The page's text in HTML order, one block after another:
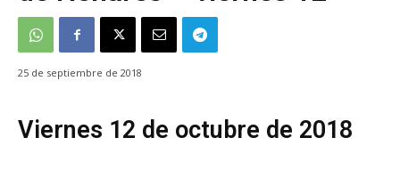
25 de septiembre de 2018
Viernes 12 de octubre de 2018